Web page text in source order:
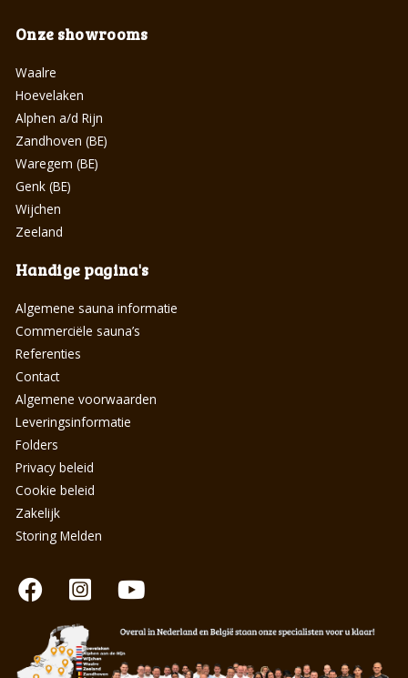
Onze showrooms
Waalre
Hoevelaken
Alphen a/d Rijn
Zandhoven (BE)
Waregem (BE)
Genk (BE)
Wijchen
Zeeland
Handige pagina's
Algemene sauna informatie
Commerciële sauna’s
Referenties
Contact
Algemene voorwaarden
Leveringsinformatie
Folders
Privacy beleid
Cookie beleid
Zakelijk
Storing Melden